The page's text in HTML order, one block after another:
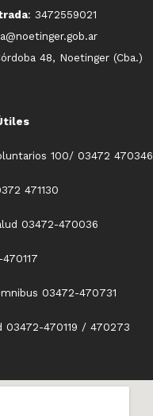
: 3472559021
48, Noetinger (Cba.)
100/ 03472 470346
471130
03472-470036
03472-470731
03472-470119 / 470273